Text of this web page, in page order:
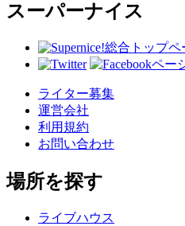
スーパーナイス
総合トップペ
ライター募集
運営会社
利用規約
お問い合わせ
場所を探す
ライブハウス